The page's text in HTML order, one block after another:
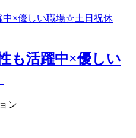
も活躍中×優しい
ン